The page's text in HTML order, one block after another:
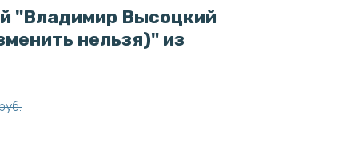
"Владимир Высоцкий
нельзя)" из